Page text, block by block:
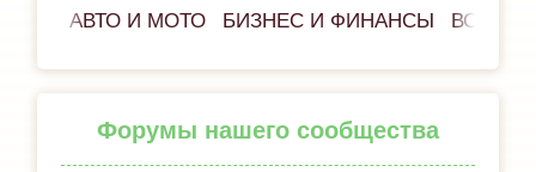
АВТО И МОТО БИЗНЕС И ФИНАНСЫ ВСЁ
Форумы нашего сообщества